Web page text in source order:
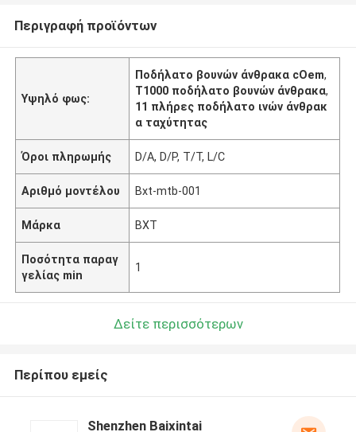
Περιγραφή προϊόντων
Υψηλό φως:
Ποδήλατο βουνών άνθρακα cOem,
T1000 ποδήλατο βουνών άνθρακα,
11 πλήρες ποδήλατο ινών άνθρακ
α ταχύτητας
Όροι πληρωμής D/A, D/P, T/T, L/C
Αριθμό μοντέλου Bxt-mtb-001
Μάρκα BXT
Ποσότητα παραγ
γελίας min
1
Δείτε περισσότερων
Περίπου εμείς
Shenzhen Baixintai